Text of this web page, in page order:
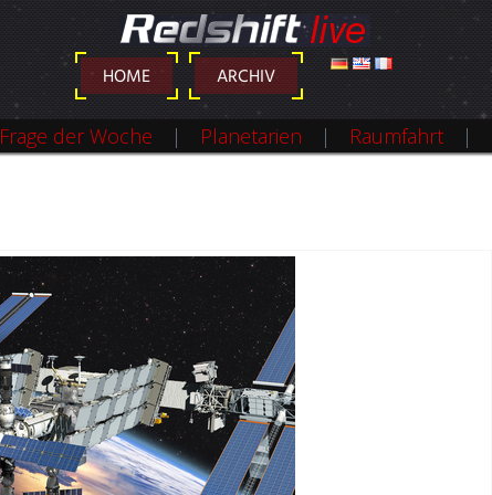
HOME ARCHIV
DEUTSCH ENGLISH FRANÇAIS
Frage der Woche Planetarien Raumfahrt